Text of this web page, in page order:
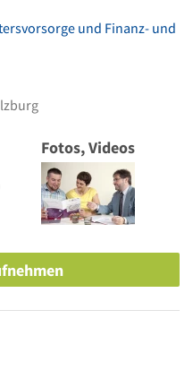
und Finanz- und
Fotos, Videos